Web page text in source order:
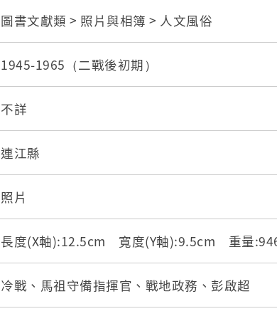
圖書文獻類 > 照片與相簿 > 人文風俗
1945-1965（二戰後初期）
不詳
連江縣
照片
長度(X軸):12.5cm 寬度(Y軸):9.5cm 重量
冷戰、馬祖守備指揮官、戰地政務、彭啟超